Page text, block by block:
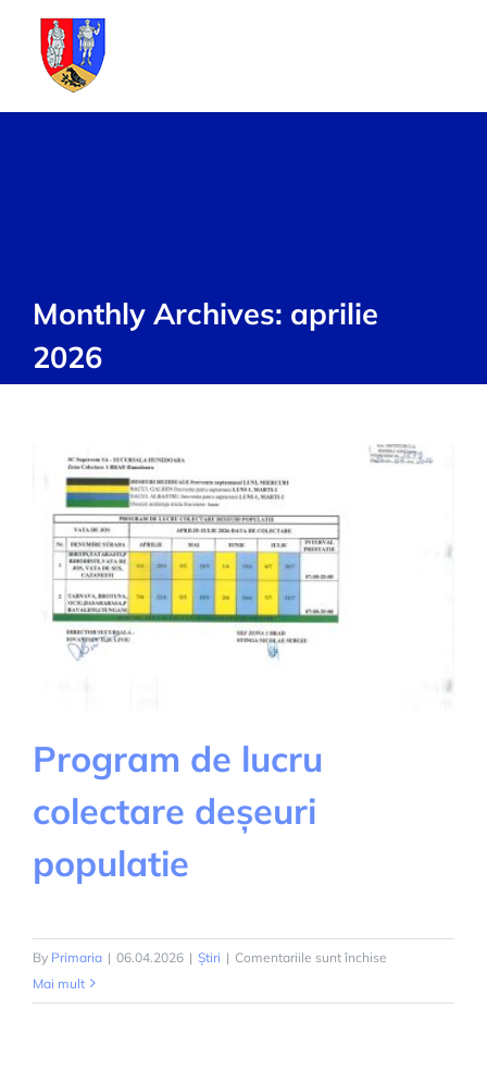
content
Monthly Archives: aprilie
2026
Program de lucru
colectare deșeuri
populatie
By Primaria | 06.04.2026 | Știri | Comentariile sunt închise
de
Mai mult